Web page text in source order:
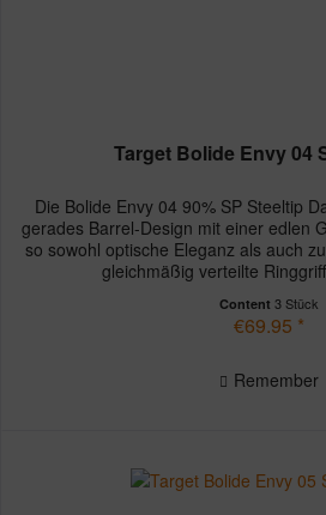
Target Bolide Envy 04
Die Bolide Envy 04 90% SP Steeltip
gerades Barrel-Design mit einer edlen
so sowohl optische Eleganz als auch
gleichmäßig verteilte
Content 3 Stück
€69.95 *
Remember